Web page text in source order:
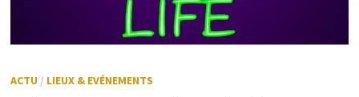
ACTU / LIEUX & EVÉNEMENTS